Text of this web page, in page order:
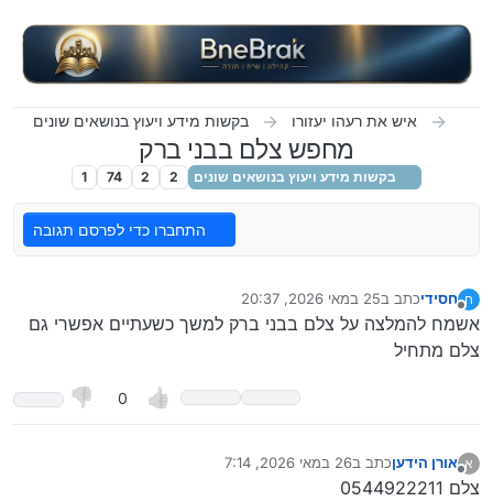
איש את רעהו יעזורו בקשות מידע ויעוץ בנושאים שונים
מחפש צלם בבני ברק
בקשות מידע ויעוץ בנושאים שונים 2
2
74
1
התחברו כדי לפרסם תגובה
ח חסידיכתב ב25 במאי 2026, 20:37
נערך לאחרונה על ידי חסידי
אשמח להמלצה על צלם בבני ברק למשך כשעתיים אפשרי גם
צלם מתחיל
0
א
מנותק
אורן הידעןכתב ב26 במאי 2026, 7:14
נערך לאחרונה על ידי
צלם 0544922211